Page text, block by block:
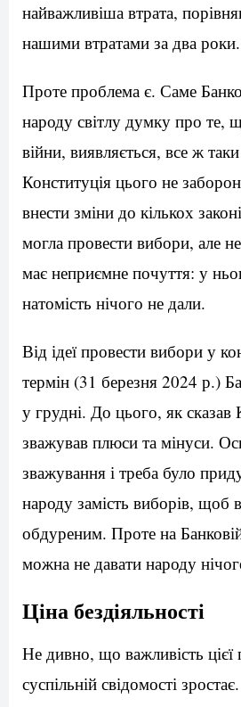
найважливіша втрата,
нашими втратами за два роки.
Проте проблема є. Саме
народу світлу думку про те,
війни, виявляється, все ж
Конституція цього не
внести зміни до кількох
могла провести вибори, але
має неприємне почуття: у
натомість нічого не дали.
Від ідеї провести вибори у
термін (31 березня 2024 р.)
у грудні. До цього, як сказав
зважував плюси та мінуси.
зважування і треба було
народу замість виборів, щоб
обдуреним. Проте на
можна не давати народу
Ціна бездіяльності
Не дивно, що важливість
суспільній свідомості